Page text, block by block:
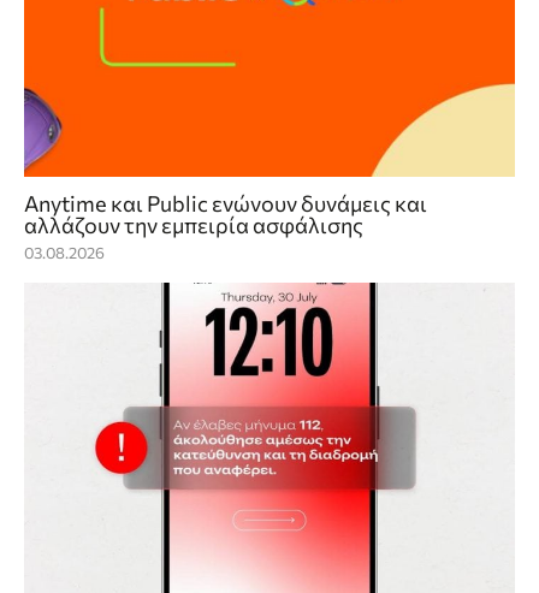
Anytime και Public ενώνουν δυνάμεις και
αλλάζουν την εμπειρία ασφάλισης
03.08.2026